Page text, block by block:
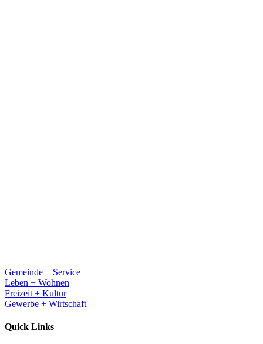
Gemeinde + Service
Leben + Wohnen
Freizeit + Kultur
Gewerbe + Wirtschaft
Quick Links